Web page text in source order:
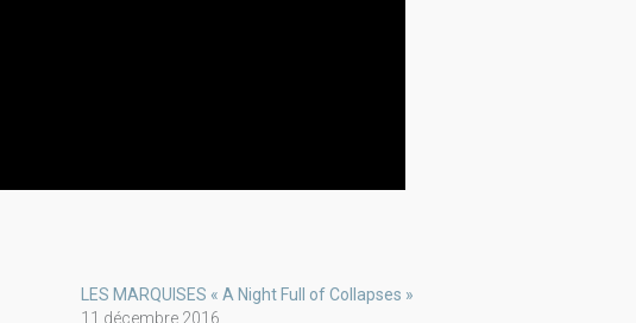
LES MARQUISES « A Night Full of Collapses »
11 décembre 2016